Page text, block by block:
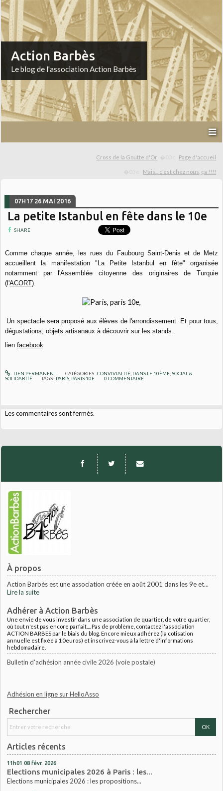
À propos
Action Barbès est une association créée en août 2001 dans les 9e et...
Lire la suite
Adhérer à Action Barbès
Une envie de vous investir dans une association de quartier, de votre quartier,
où tout n'est pas encore parfait.... Pas de problème, contactez l'association
ACTION BARBES par le biais du blog. Encore mieux adhérez (la cotisation
annuelle est fixée à 10euros) et inscrivez-vous à la lettre d'informations
hebdomadaire.
Bulletin d'adhésion année civile 2026 (voie postale)
Adhésion en ligne sur HelloAsso
Rechercher
Articles récents
11h01 08 févr. 2026
Elections municipales 2026 à Paris : les...
Elections municipales 2026 : les propositions...
Action Barbès
Le blog de l'association Action Barbès
Cross de la Goutte d'Or Page d'accueil
Mais... c'est chez nous, ça !!!!
07H17 26 MAI 2016
La petite Istanbul en fête dans le 10e
SHARE
Comme chaque année, les rues du Faubourg Saint-Denis et de Metz
accueillent la manifestation "La Petite Istanbul en fête" organisée
notamment par l'Assemblée citoyenne des originaires de Turquie
(l'ACORT).
Un spectacle sera proposé aux élèves de l'arrondissement. Et pour tous,
dégustations, objets artisanaux à découvrir sur les stands.
lienfacebook
LIEN PERMANENT CATÉGORIES :CONVIVIALITÉ, DANS LE 10ÈME, SOCIAL &
SOLIDARITÉ
TAGS : PARIS PARIS 10E 0 COMMENTAIRE
Les commentaires sont fermés.